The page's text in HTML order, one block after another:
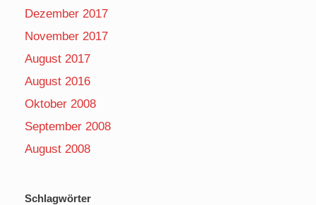
Dezember 2017
November 2017
August 2017
August 2016
Oktober 2008
September 2008
August 2008
Schlagwörter